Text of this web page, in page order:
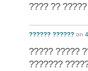
???? ??
?????? ?????? on
????? ?????
???????